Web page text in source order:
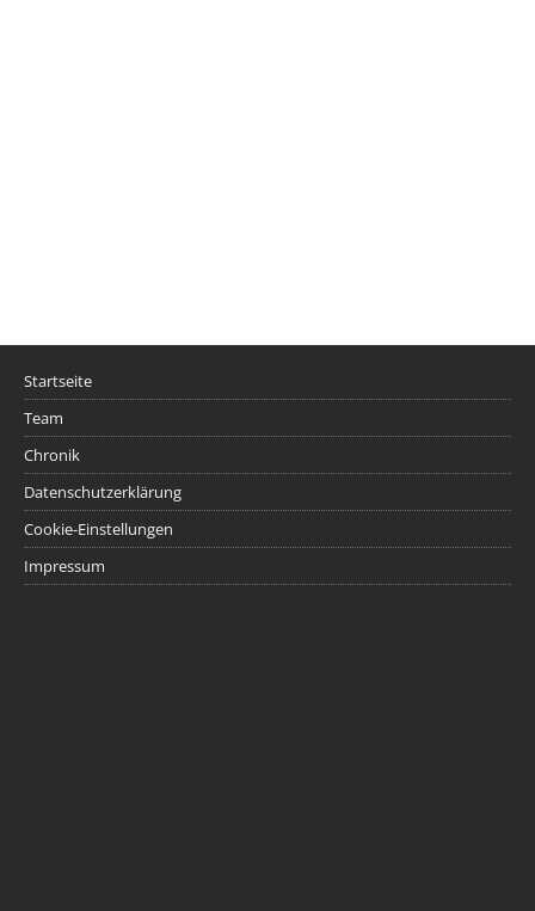
Startseite
Team
Chronik
Datenschutzerklärung
Cookie-Einstellungen
Impressum